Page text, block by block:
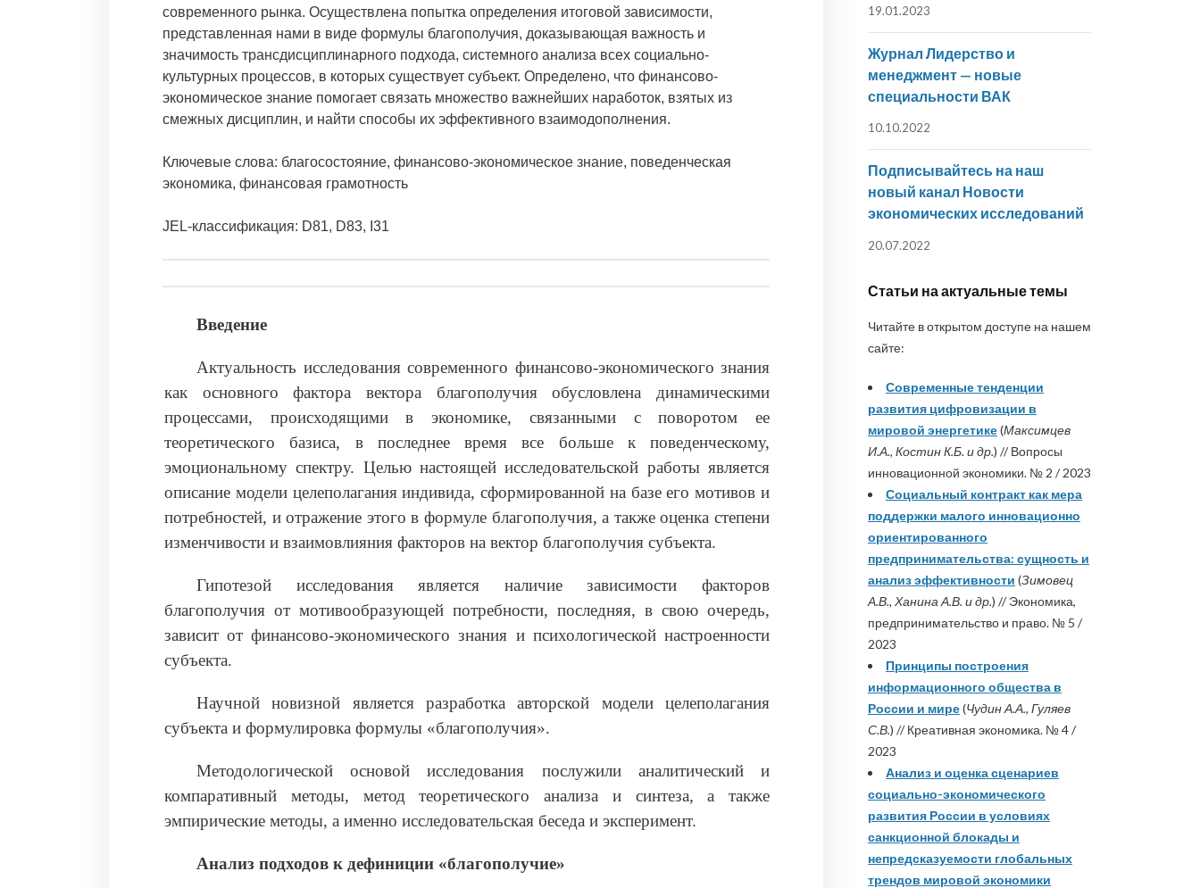
современного рынка. Осуществлена попытка определения итоговой зависимости,
представленная нами в виде формулы благополучия, доказывающая важность и
значимость трансдисциплинарного подхода, системного анализа всех социально-
культурных процессов, в которых существует субъект. Определено, что финансово-
экономическое знание помогает связать множество важнейших наработок, взятых из
смежных дисциплин, и найти способы их эффективного взаимодополнения.
Ключевые слова: благосостояние, финансово-экономическое знание, поведенческая
экономика, финансовая грамотность
JEL-классификация: D81, D83, I31
Введение
Актуальность исследования современного финансово-экономического знания
как основного фактора вектора благополучия обусловлена динамическими
процессами, происходящими в экономике, связанными с поворотом ее
теоретического базиса, в последнее время все больше к поведенческому,
эмоциональному спектру. Целью настоящей исследовательской работы является
описание модели целеполагания индивида, сформированной на базе его мотивов и
потребностей, и отражение этого в формуле благополучия, а также оценка степени
изменчивости и взаимовлияния факторов на вектор благополучия субъекта.
Гипотезой исследования является наличие зависимости факторов
благополучия от мотивообразующей потребности, последняя, в свою очередь,
зависит от финансово-экономического знания и психологической настроенности
субъекта.
Научной новизной является разработка авторской модели целеполагания
субъекта и формулировка формулы «благополучия».
Методологической основой исследования послужили аналитический и
компаративный методы, метод теоретического анализа и синтеза, а также
эмпирические методы, а именно исследовательская беседа и эксперимент.
Анализ подходов к дефиниции «благополучие»
19.01.2023
Журнал Лидерство и
менеджмент — новые
специальности ВАК
10.10.2022
Подписывайтесь на наш
новый канал Новости
экономических исследований
20.07.2022
Статьи на актуальные темы
Читайте в открытом доступе на нашем
сайте:
Современные тенденции
развития цифровизации в
мировой энергетике(Максимцев
И.А., Костин К.Б. и др.) // Вопросы
инновационной экономики. № 2 / 2023
Социальный контракт как мера
поддержки малого инновационно
ориентированного
предпринимательства: сущность и
анализ эффективности (Зимовец
А.В., Ханина А.В. и др.) // Экономика,
предпринимательство и право. № 5 /
2023
Принципы построения
информационного общества в
России и мире(Чудин А.А., Гуляев
С.В.) // Креативная экономика. № 4 /
2023
Анализ и оценка сценариев
социально-экономического
развития России в условиях
санкционной блокады и
непредсказуемости глобальных
трендов мировой экономики